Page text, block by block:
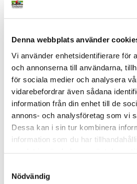
Denna webbplats använder
Vi använder enhetsidentifierare för
och annonserna till användarna,
för sociala medier och analysera
vidarebefordrar även sådana
information från din enhet till de
annons- och analysföretag som vi
Dessa kan i sin tur kombinera
information som du har
Nödvändig
test2
Artiklar #test
1–1av 1
Kategorier
Artiklar (1)
Taggar
test
Arkiv